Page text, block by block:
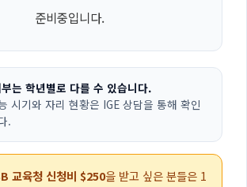
준비중입니다.
는 학년별로 다를 수 있습니다.
시기와 자리 현황은 IGE 상담을 통해 확인
.
교육청 신청비 $250을 받고 싶은 분들은 1